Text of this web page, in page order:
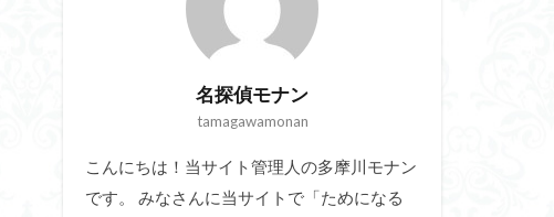
名探偵モナン
tamagawamonan
こんにちは！当サイト管理人の多摩川モナン
です。 みなさんに当サイトで「ためになる